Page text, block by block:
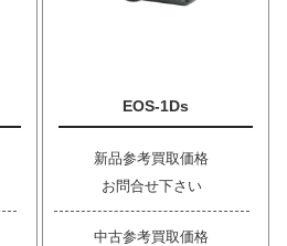
EOS-1Ds
新品参考買取価格
お問合せ下さい
中古参考買取価格